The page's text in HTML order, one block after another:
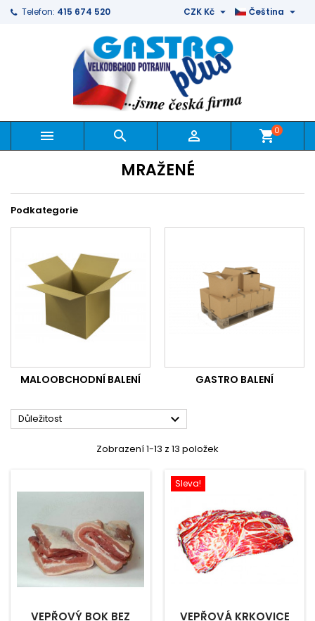
Telefon: 415 674 520 Čeština 
CZK Kč 
   shopping_cart0
MRAŽENÉ
Podkategorie
MALOOBCHODNÍ BALENÍ GASTRO BALENÍ
Důležitost 
Zobrazení 1-13 z 13 položek
VEPŘOVÝ BOK BEZ
Sleva!
VEPŘOVÁ KRKOVICE